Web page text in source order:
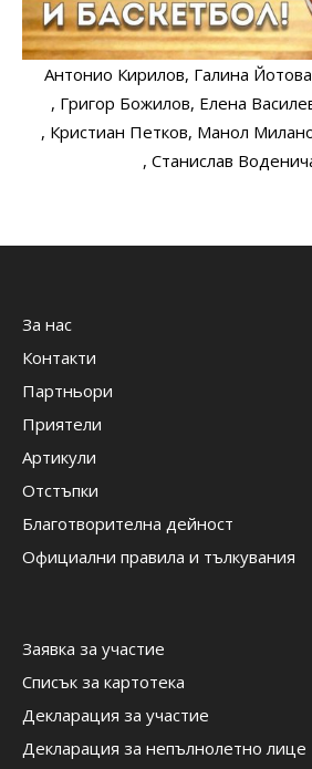
Антонио Кирилов, Галина Йотова
, Григор Божилов, Елена
, Кристиан Петков, Манол
, Станислав
За нас
Контакти
Партньори
Приятели
Артикули
Отстъпки
Благотворителна дейност
Официални правила и тълкувания
Заявка за участие
Списък за картотека
Декларация за участие
Декларация за непълнолетно лице